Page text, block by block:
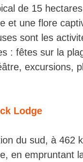
de 15
et une flore
sont les
: fêtes sur la
excursions,
Lodge
du sud, à 462
en empruntant